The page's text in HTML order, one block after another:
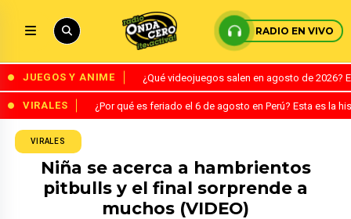
RADIO EN VIVO
JUEGOS Y ANIME ¿Qué videojuegos salen en agosto de
VIRALES ¿Por qué es feriado el 6 de agosto en Perú? Esta es la
VIRALES
Niña se acerca a hambrientos
pitbulls y el final sorprende a
muchos (VIDEO)